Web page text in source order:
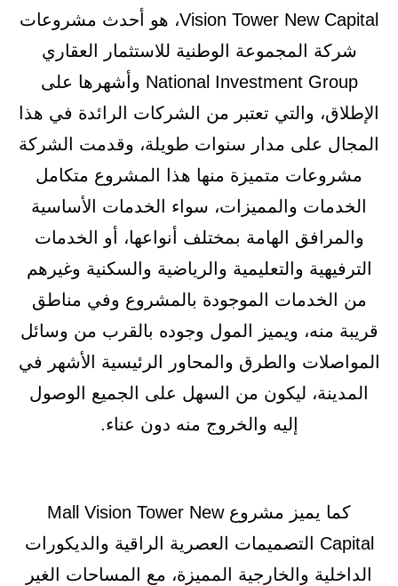
Vision Tower New Capital، هو أحدث مشروعات
شركة المجموعة الوطنية للاستثمار العقاري
National Investment Group وأشهرها على
الإطلاق، والتي تعتبر من الشركات الرائدة في هذا
المجال على مدار سنوات طويلة، وقدمت الشركة
مشروعات متميزة منها هذا المشروع متكامل
الخدمات والمميزات، سواء الخدمات الأساسية
والمرافق الهامة بمختلف أنواعها، أو الخدمات
الترفيهية والتعليمية والرياضية والسكنية وغيرهم
من الخدمات الموجودة بالمشروع وفي مناطق
قريبة منه، ويميز المول وجوده بالقرب من وسائل
المواصلات والطرق والمحاور الرئيسية الأشهر في
المدينة، ليكون من السهل على الجميع الوصول
إليه والخروج منه دون عناء.
كما يميز مشروع Mall Vision Tower New
Capital التصميمات العصرية الراقية والديكورات
الداخلية والخارجية المميزة، مع المساحات الغير